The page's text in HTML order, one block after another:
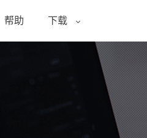
帮助 下载